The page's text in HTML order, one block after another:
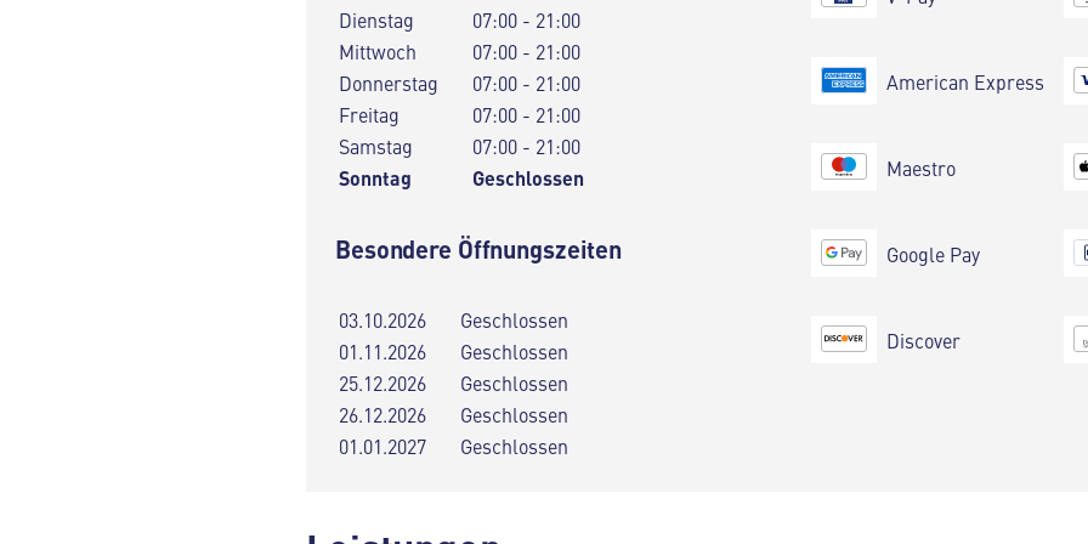
Dienstag
07:00 - 21:00
Mittwoch
07:00 - 21:00
Donnerstag
07:00 - 21:00
Freitag
07:00 - 21:00
Samstag
07:00 - 21:00
Sonntag Geschlossen
Besondere Öffnungszeiten
03.10.2026
Geschlossen
01.11.2026
Geschlossen
25.12.2026
Geschlossen
26.12.2026
Geschlossen
01.01.2027
Geschlossen
American Express
Maestro
Google Pay
Discover